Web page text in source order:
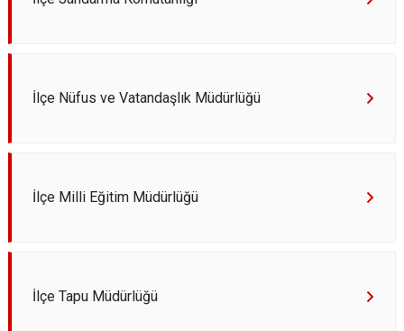
İlçe Nüfus ve Vatandaşlık Müdürlüğü
İlçe Milli Eğitim Müdürlüğü
İlçe Tapu Müdürlüğü